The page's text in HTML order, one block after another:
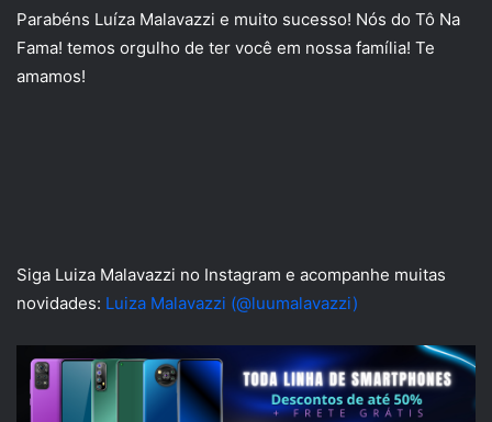
Parabéns Luíza Malavazzi e muito sucesso! Nós do Tô Na
Fama! temos orgulho de ter você em nossa família! Te
amamos!
Siga Luiza Malavazzi no Instagram e acompanhe muitas
novidades: Luiza Malavazzi (@luumalavazzi)